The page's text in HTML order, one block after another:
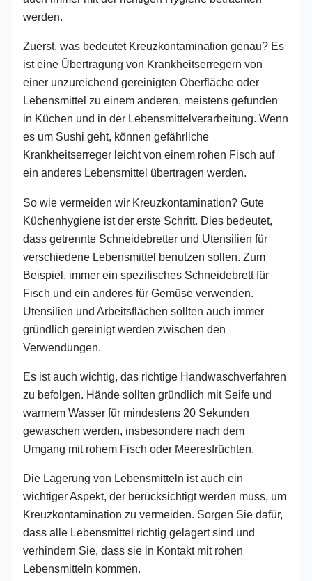
werden.
Zuerst, was bedeutet Kreuzkontamination genau? Es
ist eine Übertragung von Krankheitserregern von
einer unzureichend gereinigten Oberfläche oder
Lebensmittel zu einem anderen, meistens gefunden
in Küchen und in der Lebensmittelverarbeitung. Wenn
es um Sushi geht, können gefährliche
Krankheitserreger leicht von einem rohen Fisch auf
ein anderes Lebensmittel übertragen werden.
So wie vermeiden wir Kreuzkontamination? Gute
Küchenhygiene ist der erste Schritt. Dies bedeutet,
dass getrennte Schneidebretter und Utensilien für
verschiedene Lebensmittel benutzen sollen. Zum
Beispiel, immer ein spezifisches Schneidebrett für
Fisch und ein anderes für Gemüse verwenden.
Utensilien und Arbeitsflächen sollten auch immer
gründlich gereinigt werden zwischen den
Verwendungen.
Es ist auch wichtig, das richtige Handwaschverfahren
zu befolgen. Hände sollten gründlich mit Seife und
warmem Wasser für mindestens 20 Sekunden
gewaschen werden, insbesondere nach dem
Umgang mit rohem Fisch oder Meeresfrüchten.
Die Lagerung von Lebensmitteln ist auch ein
wichtiger Aspekt, der berücksichtigt werden muss, um
Kreuzkontamination zu vermeiden. Sorgen Sie dafür,
dass alle Lebensmittel richtig gelagert sind und
verhindern Sie, dass sie in Kontakt mit rohen
Lebensmitteln kommen.